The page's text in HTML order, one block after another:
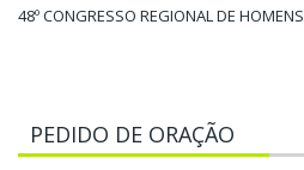
48º CONGRESSO REGIONAL DE HOMENS
PEDIDO DE ORAÇÃO